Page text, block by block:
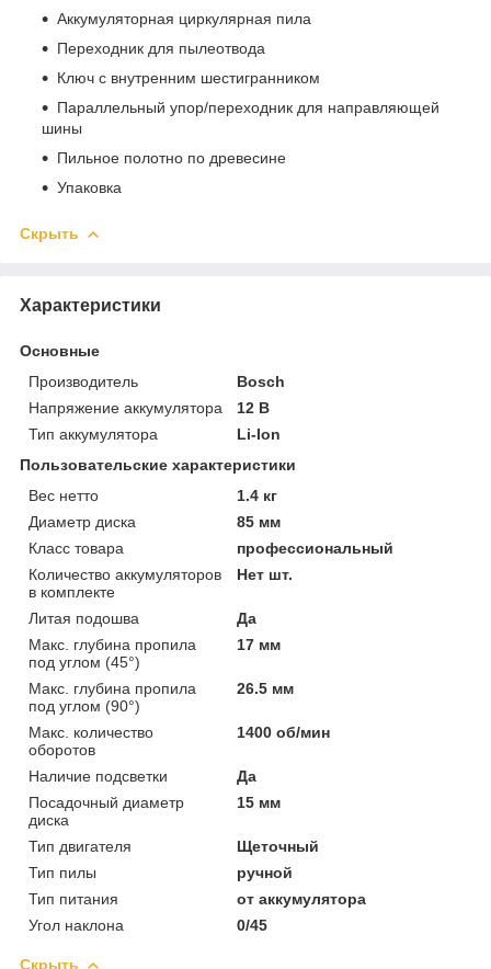
Аккумуляторная циркулярная пила
Переходник для пылеотвода
Ключ с внутренним шестигранником
Параллельный упор/переходник для направляющей
шины
Пильное полотно по древесине
Упаковка
Скрыть
Характеристики
Основные
Производитель
Bosch
Напряжение аккумулятора
12 В
Тип аккумулятора
Li-Ion
Пользовательские характеристики
Вес нетто
1.4 кг
Диаметр диска
85 мм
Класс товара
профессиональный
Количество аккумуляторов
в комплекте
Нет шт.
Литая подошва
Да
Макс. глубина пропила
под углом (45°)
17 мм
Макс. глубина пропила
под углом (90°)
26.5 мм
Макс. количество
оборотов
1400 об/мин
Наличие подсветки
Да
Посадочный диаметр
диска
15 мм
Тип двигателя
Щеточный
Тип пилы
ручной
Тип питания
от аккумулятора
Угол наклона
0/45
Скрыть